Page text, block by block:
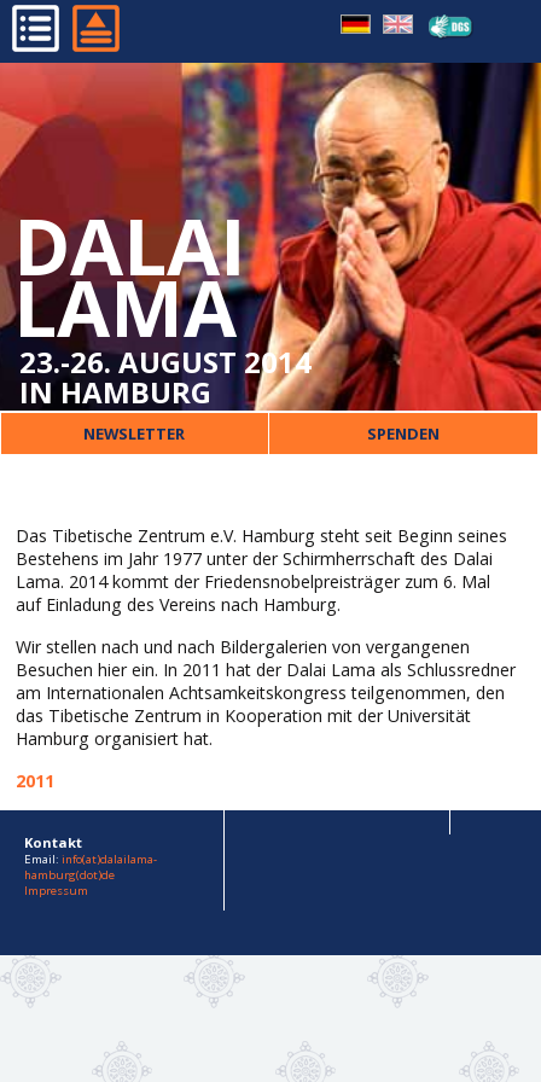
DALAI
LAMA
23.-26. AUGUST 2014
IN HAMBURG
PROGRAMM
ORGANISATORISCHES
VERANSTALTER
TIBETISCHES ZENTRUM
FRÜHERE BESUCHE
PRESSE
KONTAKT
NEWSLETTER SPENDEN
Das Tibetische Zentrum e.V. Hamburg steht seit Beginn seines
Bestehens im Jahr 1977 unter der Schirmherrschaft des Dalai
Lama. 2014 kommt der Friedensnobelpreisträger zum 6. Mal
auf Einladung des Vereins nach Hamburg.
Wir stellen nach und nach Bildergalerien von vergangenen
Besuchen hier ein. In 2011 hat der Dalai Lama als Schlussredner
am Internationalen Achtsamkeitskongress teilgenommen, den
das Tibetische Zentrum in Kooperation mit der Universität
Hamburg organisiert hat.
2011
Kontakt
Email: info(at)dalailama-
hamburg(dot)de
Impressum